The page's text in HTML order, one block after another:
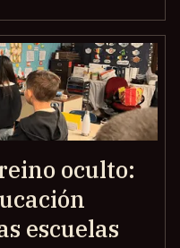
oculto:
escuelas